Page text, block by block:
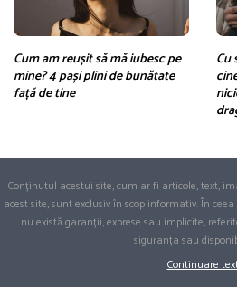
Cum am reușit să mă iubesc pe
mine? 4 pași plini de bunătate
față de tine
Cu
Conținutul acestui site, cum ar fi articole, text,
acest site, sunt exclusiv în scop informativ. În
nu există garanții, exprese sau implicite,
siguranța sau
Continuare